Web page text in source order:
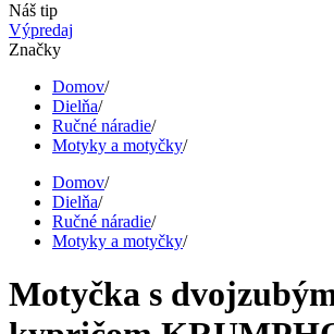
Náš tip
Výpredaj
Značky
Domov/
Dielňa/
Ručné náradie/
Motyky a motyčky/
Domov/
Dielňa/
Ručné náradie/
Motyky a motyčky/
Motyčka s